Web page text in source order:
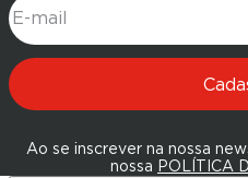
E-mail
Ao se inscrever na nossa
nossa POLÍTICA